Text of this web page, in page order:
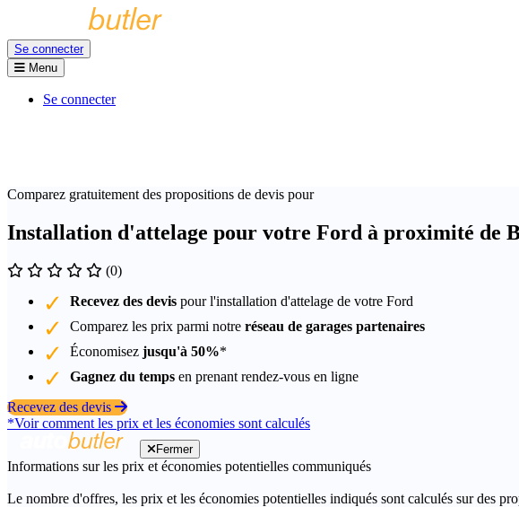
Se connecter
Menu
Se connecter
Comparez gratuitement des propositions de devis pour
Installation d'attelage pour votre Ford à proximité de
(0)
Recevez des devis pour l'installation d'attelage de votre Ford
Comparez les prix parmi notre réseau de garages partenaires
Économisez jusqu'à 50%*
Gagnez du temps en prenant rendez-vous en ligne
Recevez des devis
*Voir comment les prix et les économies sont calculés
Fermer
Informations sur les prix et économies potentielles communiqués
Le nombre d'offres, les prix et les économies potentielles indiqués sont calculés sur des